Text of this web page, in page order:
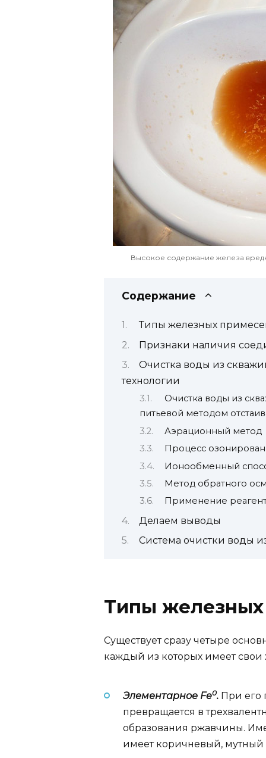
Высокое содержание железа
Содержание
Типы железных
Признаки наличия
Очистка воды из
технологии
Очистка воды из
питьевой методом
Аэрационный метод
Процесс
Ионообменный
Метод обратного
Применение
Делаем выводы
Система очистки воды
Типы
Существует сразу четыре
каждый из которых имеет свои
Элементарное Fe0. При его
превращается в
образования ржавчины.
имеет коричневый, мутный